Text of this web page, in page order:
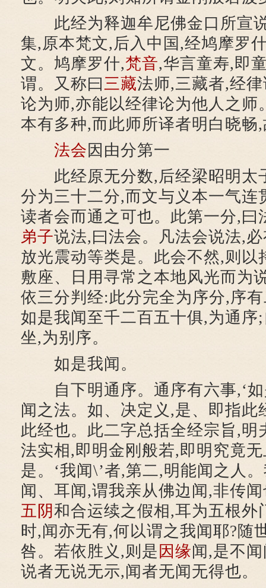
此经为释迦牟尼佛金口所宣
集,原本梵文,后入中国,经鸠摩罗
文。鸠摩罗什,梵音,华言童寿,即
谓。又称曰三藏法师,三藏者,经
论为师,亦能以经律论为他人之师
本有多种,而此师所译者明白晓畅
法会 因由分第一
此经原无分数,后经梁昭明太
分为三十二分,而文与义本一气连
读者会而通之可也。此第一分,曰
弟子说法,曰法会。凡法会说法,
放光震动等类是。此会不然,则
敷座、日用寻常之本地风光而为
依三分判经:此分完全为序分,序
如是我闻至千二百五十俱,为通序
坐,为别序。
如是我闻。
自下明通序。通序有六事,‘如
闻之法。如、决定义,是、即指此
此经也。此二字总括全经宗旨,明
法实相,即明金刚般若,即明究竟
是。‘我闻\’者,第二,明能闻之人
闻、耳闻,谓我亲从佛边闻,非传
五阴和合运续之假相,耳为五根外
时,闻亦无有,何以谓之我闻耶?随
咎。若依胜义,则是 因缘闻,是不
说者无说无示,闻者无闻无得也。